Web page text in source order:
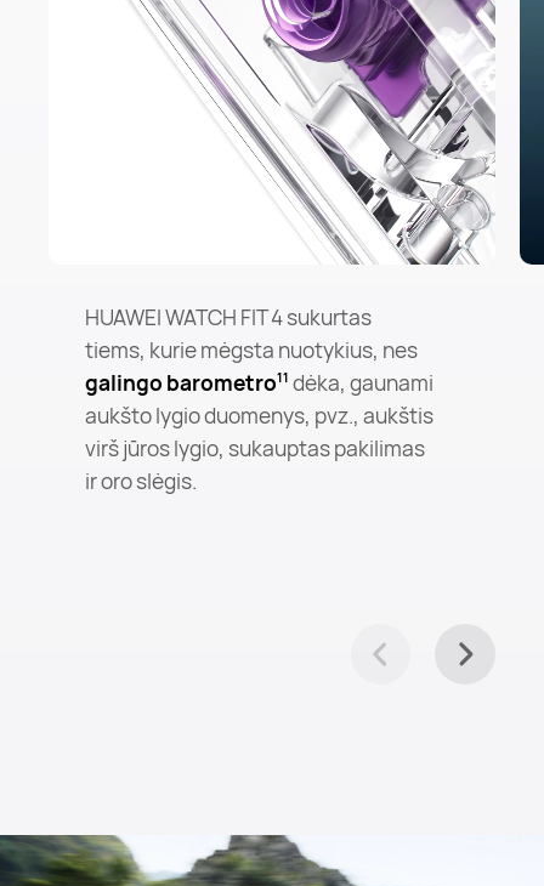
HUAWEI WATCH FIT 4 sukurtas
tiems, kurie mėgsta nuotykius, nes
galingo barometro11 dėka, gaunami
aukšto lygio duomenys, pvz., aukštis
virš jūros lygio, sukauptas pakilimas
ir oro slėgis.